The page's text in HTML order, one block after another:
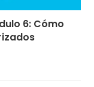
6: Cómo